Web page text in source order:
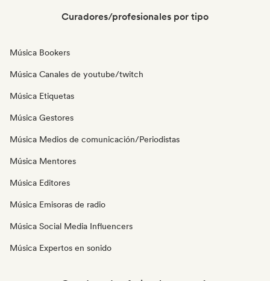
Curadores/profesionales por tipo
Música Bookers
Música Canales de youtube/twitch
Música Etiquetas
Música Gestores
Música Medios de comunicación/Periodistas
Música Mentores
Música Editores
Música Emisoras de radio
Música Social Media Influencers
Música Expertos en sonido